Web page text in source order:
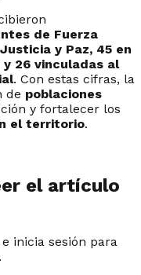
de Fuerza
y Paz, 45 en
26 vinculadas al
. Con estas cifras, la
de poblaciones
y fortalecer los
el territorio.
el artículo
inicia sesión para